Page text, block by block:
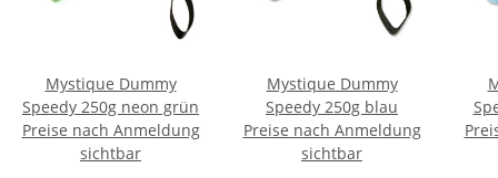
Mystique Dummy
Speedy 250g neon grün
Preise nach Anmeldung
sichtbar
Mystique Dummy
Speedy 250g blau
Preise nach Anmeldung
sichtbar